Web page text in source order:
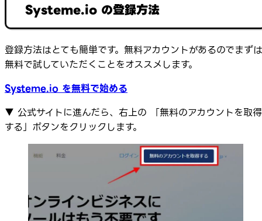
Systeme.io の登録方法
登録方法はとても簡単です。無料アカウントがあるのでまずは
無料で試していただくことをオススメします。
Systeme.io を無料で始める
▼ 公式サイトに進んだら、右上の 「無料のアカウントを取得
する」ボタンをクリックします。